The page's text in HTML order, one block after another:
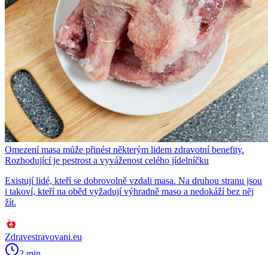
Omezení masa může přinést některým lidem zdravotní benefity.
Rozhodující je pestrost a vyváženost celého jídelníčku
Existují lidé, kteří se dobrovolně vzdali masa. Na druhou stranu jsou
i takoví, kteří na oběd vyžadují výhradně maso a nedokáží bez něj
žít.
Zdravestravovani.eu